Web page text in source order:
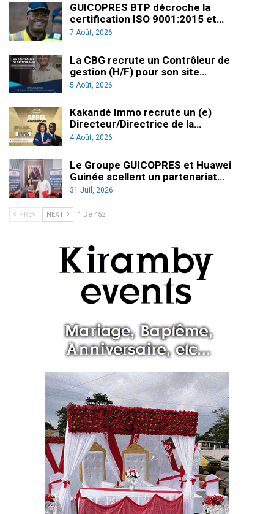
GUICOPRES BTP décroche la
certification ISO 9001:2015 et…
7 Août, 2026
La CBG recrute un Contrôleur de
gestion (H/F) pour son site…
5 Août, 2026
Kakandé Immo recrute un (e)
Directeur/Directrice de la…
4 Août, 2026
Le Groupe GUICOPRES et Huawei
Guinée scellent un partenariat…
31 Juil, 2026
PREV NEXT 1 De 452